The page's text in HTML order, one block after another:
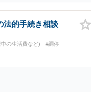
般的かと思います。
法的手続き相談
の生活費など)
#調停